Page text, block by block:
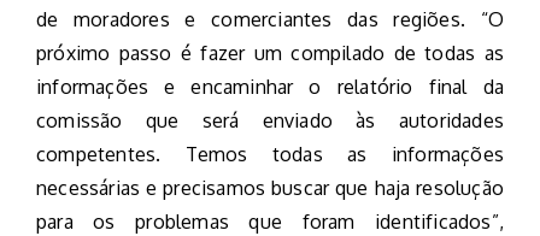
de moradores e comerciantes das regiões. “O
próximo passo é fazer um compilado de todas as
informações e encaminhar o relatório final da
comissão que será enviado às autoridades
competentes. Temos todas as informações
necessárias e precisamos buscar que haja resolução
para os problemas que foram identificados”,